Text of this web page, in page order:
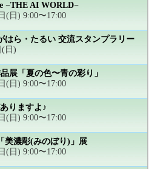
−THE AI WORLD−
(日) 9:00〜17:00
はら・たるい 交流スタンプラリー
(日)
展「夏の色〜青の彩り」
(日) 9:00〜17:00
りますよ♪
(日) 9:00〜17:00
美濃彫(みのぼり)」展
(日) 9:00〜17:00